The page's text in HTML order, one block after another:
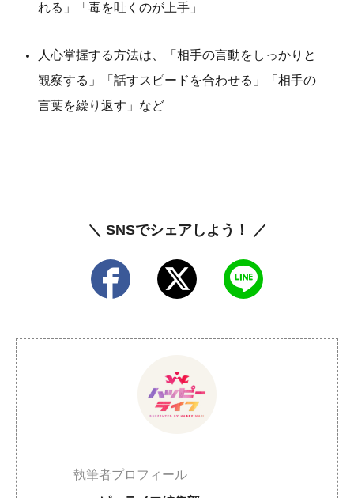
れる」「毒を吐くのが上手」
人心掌握する方法は、「相手の言動をしっかりと
観察する」「話すスピードを合わせる」「相手の
言葉を繰り返す」など
＼ SNSでシェアしよう！ ／
執筆者プロフィール